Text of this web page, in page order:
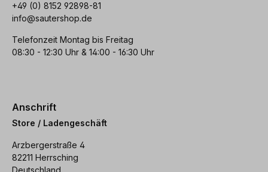
+49 (0) 8152 92898-81
info@sautershop.de
Telefonzeit Montag bis Freitag
08:30 - 12:30 Uhr & 14:00 - 16:30 Uhr
Anschrift
Store / Ladengeschäft
Arzbergerstraße 4
82211 Herrsching
Deutschland